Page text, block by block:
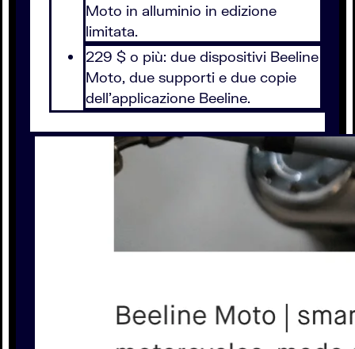
Moto in alluminio in edizione
limitata.
229 $ o più: due dispositivi Beeline
Moto, due supporti e due copie
dell’applicazione Beeline.